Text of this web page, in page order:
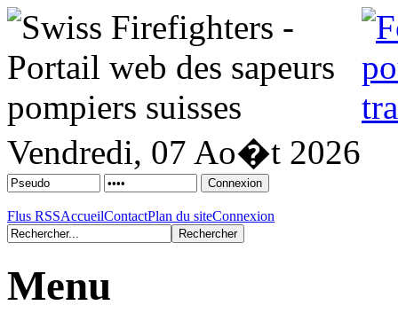
Vendredi, 07 Ao�t 2026
Flus RSSAccueilContactPlan du siteConnexion
Menu